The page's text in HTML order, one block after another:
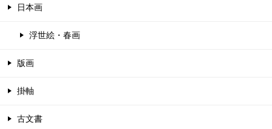
日本画
浮世絵・春画
版画
掛軸
古文書